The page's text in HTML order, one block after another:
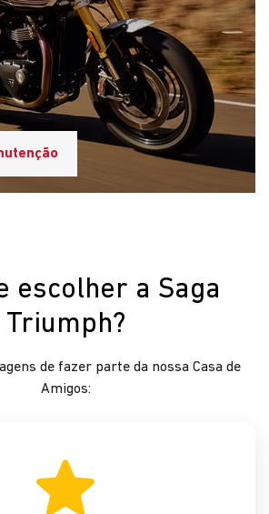
em 1º lugar
os clientes são nossos amigos.
e reputação no
de 5 décadas no setor automotivo,
e recebendo premiações durante
essa jornada.